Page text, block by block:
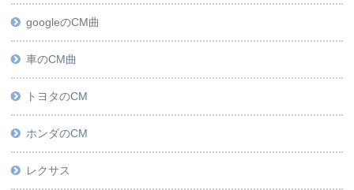
googleのCM曲
車のCM曲
トヨタのCM
ホンダのCM
レクサス